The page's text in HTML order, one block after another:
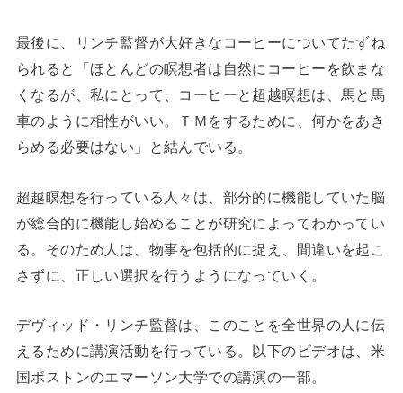
最後に、リンチ監督が大好きなコーヒーについてたずね
られると「ほとんどの瞑想者は自然にコーヒーを飲まな
くなるが、私にとって、コーヒーと超越瞑想は、馬と馬
車のように相性がいい。ＴＭをするために、何かをあき
らめる必要はない」と結んでいる。
超越瞑想を行っている人々は、部分的に機能していた脳
が総合的に機能し始めることが研究によってわかってい
る。そのため人は、物事を包括的に捉え、間違いを起こ
さずに、正しい選択を行うようになっていく。
デヴィッド・リンチ監督は、このことを全世界の人に伝
えるために講演活動を行っている。以下のビデオは、米
国ボストンのエマーソン大学での講演の一部。